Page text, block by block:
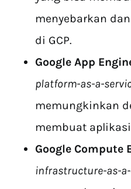
menyebarkan
di GCP.
Google App
platform-as-a-
memungkinkan
membuat
Google Compute
infrastructure-as-